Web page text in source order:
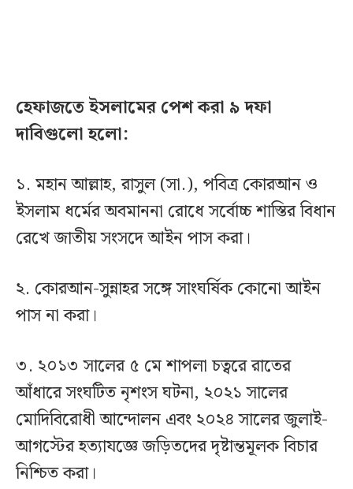
হেফাজতে ইসলামের পেশ করা ৯ দফা
দাবিগুলো হলো:
১. মহান আল্লাহ, রাসুল (সা.), পবিত্র কোরআন ও
ইসলাম ধর্মের অবমাননা রোধে সর্বোচ্চ শাস্তির বিধান
রেখে জাতীয় সংসদে আইন পাস করা।
২. কোরআন-সুন্নাহর সঙ্গে সাংঘর্ষিক কোনো আইন
পাস না করা।
৩. ২০১৩ সালের ৫ মে শাপলা চত্বরে রাতের
আঁধারে সংঘটিত নৃশংস ঘটনা, ২০২১ সালের
মোদিবিরোধী আন্দোলন এবং ২০২৪ সালের জুলাই-
আগস্টের হত্যাযজ্ঞে জড়িতদের দৃষ্টান্তমূলক বিচার
নিশ্চিত করা।